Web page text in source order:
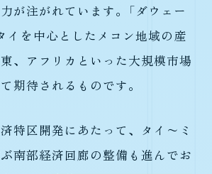
が注がれています。「ダウェー
イを中心としたメコン地域の産
、アフリカといった大規模市場
期待されるものです。
特区開発にあたって、タイ〜ミ
南部経済回廊の整備も進んでお